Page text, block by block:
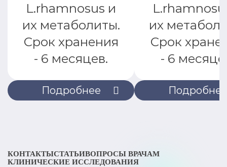
Подробнее
L.rhamnosus и
их метаболиты.
Срок хранения
- 6 месяцев.
Подробнее
их
Срок
- 6
КОНТАКТЫСТАТЬИВОПРОСЫ ВРАЧАМ
КЛИНИЧЕСКИЕ ИССЛЕДОВАНИЯ